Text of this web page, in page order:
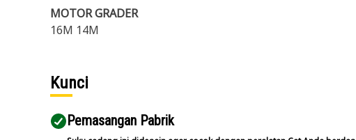
MOTOR GRADER
16M 14M
Kunci
Pemasangan Pabrik